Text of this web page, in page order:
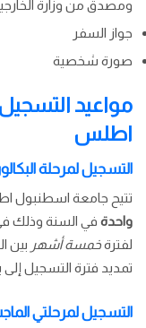
ومصدق من وزارة
جواز السفر
صورة شخصية
مواعيد
اطلس
التسجيل لمرحلة
تتيح جامعة اسطنبول
واحدة في السنة وذلك
لفترةخمسة أشهر بين
تمديد فترة التسجيل إلى
التسجيل لمرحلتي